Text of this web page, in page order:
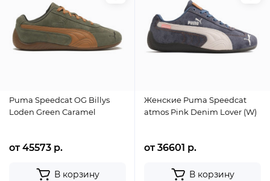
Puma Speedcat OG Billys
Loden Green Caramel
от 45573 р.
В корзину
Женские Puma Speedcat
atmos Pink Denim Lover (W)
от 36601 р.
В корзину